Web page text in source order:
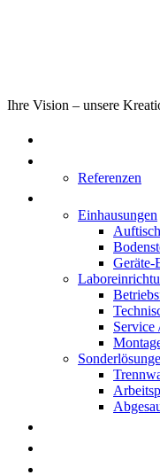
Ihre Vision – unsere
Referenzen
Einhausungen
Geräte-
Service